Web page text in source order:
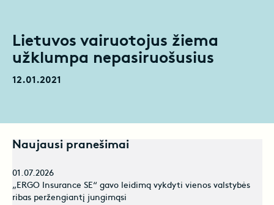
Lietuvos vairuotojus žiema
užklumpa nepasiruošusius
12.01.2021
Naujausi pranešimai
01.07.2026
„ERGO Insurance SE“ gavo leidimą vykdyti vienos valstybės
ribas peržengiantį jungimąsi